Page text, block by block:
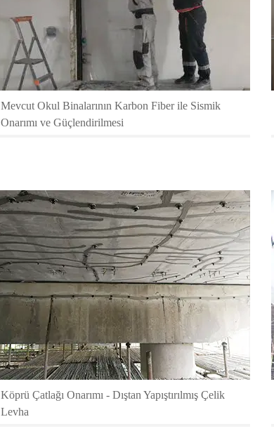
Mevcut Okul Binalarının Karbon Fiber ile Sismik
Onarımı ve Güçlendirilmesi
Köprü Çatlağı Onarımı - Dıştan Yapıştırılmış Çelik
Levha